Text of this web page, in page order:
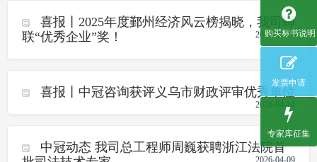
t
i
o
n
喜报丨2025年度鄞州经济风云榜揭晓，我司蝉
联“优秀企业”奖！
2026-04-15
喜报丨中冠咨询获评义乌市财政评审优秀单位
2026-04-14
中冠动态 我司总工程师周巍获聘浙江法院首
2026-04-09
购买标书说明
发票申请
专家库征集